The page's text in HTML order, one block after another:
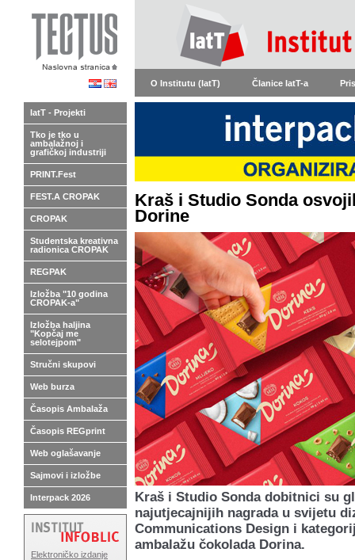
O Institutu (IatT) Članice IatT-a
Kraš i Studio Sonda
Dorine
Kraš i Studio Sonda dobitnici su
najutjecajnijih nagrada u svijetu
Communications Design i
ambalažu čokolada Dorina.
IatT - Projekti
Tko je tko u
ambalažnoj i
grafičkoj industriji
PRINT.Fest
FEST.A CROPAK
CROPAK
Studentska kreativna
radionica CROPAK
REGPAK
Izložba "10 godina
CROPAK-a"
Izložba haljina
"Kopčaj me
selotejpom"
Stručni skupovi
Web burza
Časopis Ambalaža
Časopis REGprint
Web oglašavanje
Sajmovi i izložbe
Interpack 2026
Elektroničko izdanje